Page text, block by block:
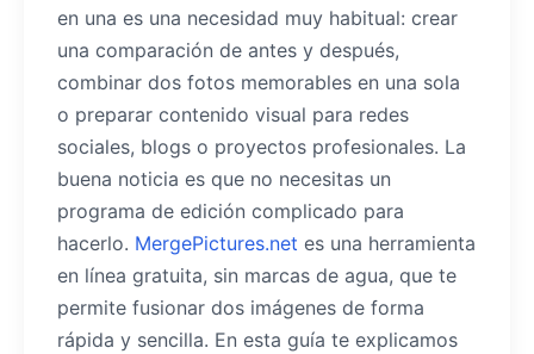
en una es una necesidad muy habitual: crear
una comparación de antes y después,
combinar dos fotos memorables en una sola
o preparar contenido visual para redes
sociales, blogs o proyectos profesionales. La
buena noticia es que no necesitas un
programa de edición complicado para
hacerlo. MergePictures.net es una herramienta
en línea gratuita, sin marcas de agua, que te
permite fusionar dos imágenes de forma
rápida y sencilla. En esta guía te explicamos